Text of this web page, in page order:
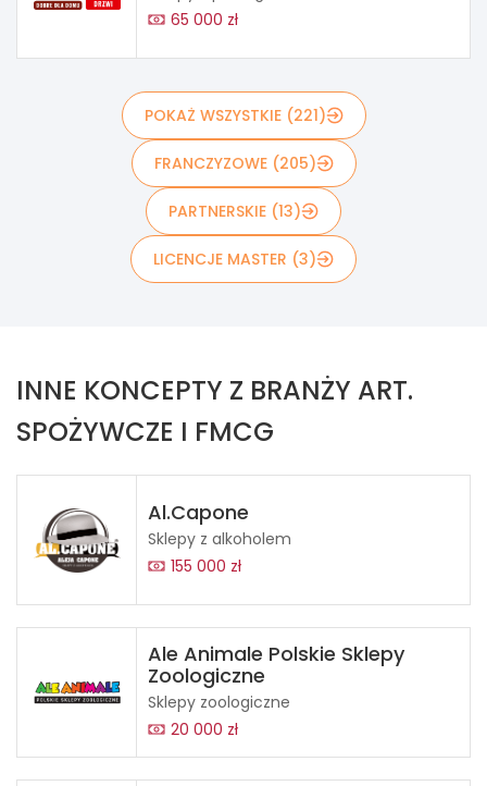
65 000 zł
POKAŻ WSZYSTKIE (221)
FRANCZYZOWE (205)
PARTNERSKIE (13)
LICENCJE MASTER (3)
INNE KONCEPTY Z BRANŻY ART.
SPOŻYWCZE I FMCG
Al.Capone
Sklepy z alkoholem
155 000 zł
Ale Animale Polskie Sklepy
Zoologiczne
Sklepy zoologiczne
20 000 zł